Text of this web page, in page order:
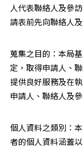
人代表聯絡人及參
請表前先向聯絡人
蒐集之目的：本局
定，取得申請人、
提供良好服務及在
申請人、聯絡人及
個人資料之類別：
者的個人資料涵蓋